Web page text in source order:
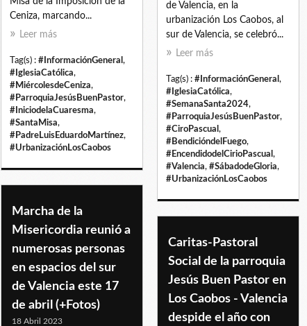
Ceniza, marcando...
Leer más
Tag(s) : #InformaciónGeneral ,
#IglesiaCatólica,
#MiércolesdeCeniza,
#ParroquiaJesúsBuenPastor,
#IniciodelaCuaresma,
#SantaMisa,
#PadreLuisEduardoMartínez,
#UrbanizaciónLosCaobos
de Valencia, en la
urbanización Los Caobos, al
sur de Valencia, se celebró...
Leer más
Tag(s) : #InformaciónGeneral ,
#IglesiaCatólica,
#SemanaSanta2024,
#ParroquiaJesúsBuenPastor,
#CiroPascual ,
#BendicióndelFuego,
#EncendidodelCirioPascual ,
#Valencia, #SábadodeGloria,
#UrbanizaciónLosCaobos
Marcha de la
Misericordia reunió a
numerosas personas
en espacios del sur
de Valencia este 17
de abril (+Fotos)
18 Abril 2023
Caritas-Pastoral
Social de la parroquia
Jesús Buen Pastor en
Los Caobos - Valencia
despide el año con